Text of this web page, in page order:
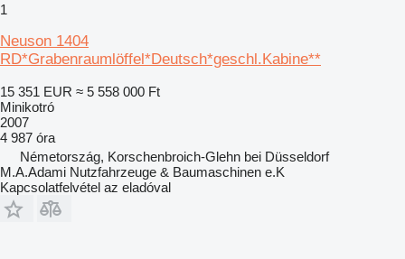
1
Neuson 1404
RD*Grabenraumlöffel*Deutsch*geschl.Kabine**
15 351 EUR ≈ 5 558 000 Ft
Minikotró
2007
4 987 óra
Németország, Korschenbroich-Glehn bei Düsseldorf
M.A.Adami Nutzfahrzeuge & Baumaschinen e.K
Kapcsolatfelvétel az eladóval